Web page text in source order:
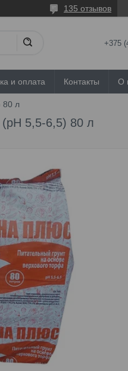
135 отзывов
+375
и оплата Контакты О
80 л
5,5-6,5) 80 л